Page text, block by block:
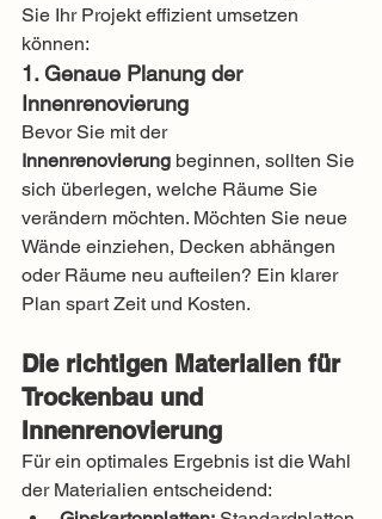
Sie Ihr Projekt effizient umsetzen
können:
1. Genaue Planung der
Innenrenovierung
Bevor Sie mit der
Innenrenovierung beginnen, sollten Sie
sich überlegen, welche Räume Sie
verändern möchten. Möchten Sie neue
Wände einziehen, Decken abhängen
oder Räume neu aufteilen? Ein klarer
Plan spart Zeit und Kosten.
Die richtigen Materialien für
Trockenbau und
Innenrenovierung
Für ein optimales Ergebnis ist die Wahl
der Materialien entscheidend: